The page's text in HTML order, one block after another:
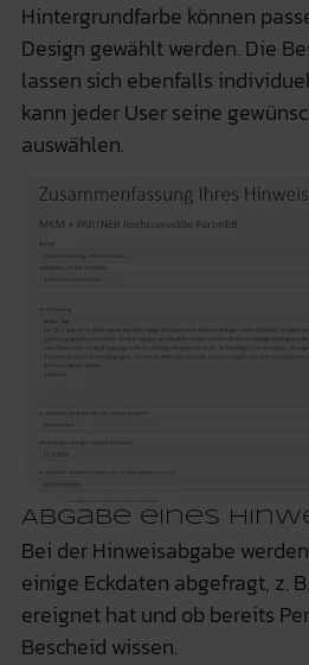
Hintergrundfarbe können
Design gewählt werden. Die
lassen sich ebenfalls
kann jeder User seine
auswählen.
Abgabe eines
Bei der Hinweisabgabe
einige Eckdaten abgefragt, z.
ereignet hat und ob bereits
Bescheid wissen.